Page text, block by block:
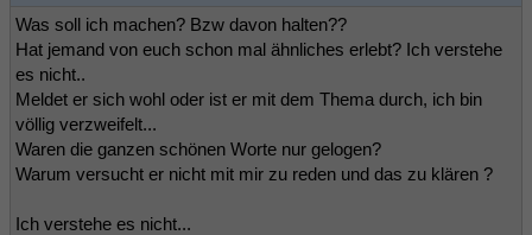
Was soll ich machen? Bzw davon halten??
Hat jemand von euch schon mal ähnliches erlebt? Ich verstehe
es nicht..
Meldet er sich wohl oder ist er mit dem Thema durch, ich bin
völlig verzweifelt...
Waren die ganzen schönen Worte nur gelogen?
Warum versucht er nicht mit mir zu reden und das zu klären ?
Ich verstehe es nicht...